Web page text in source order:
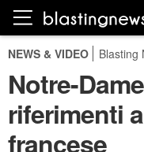
NEWS & VIDEO Blasting
Notre-
riferimenti
francese